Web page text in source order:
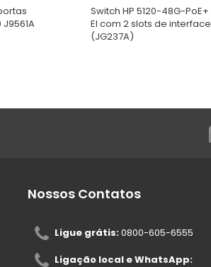
J9561A
Switch HP 5120-48G-PoE+
EI com 2 slots de interface
(JG237A)
Nossos Contatos
Ligue grátis:0800-605-6555
Ligação local e WhatsApp: